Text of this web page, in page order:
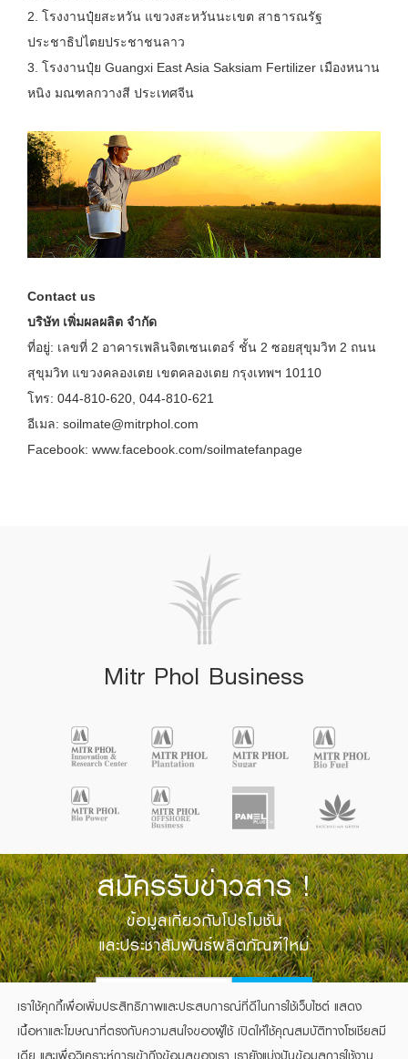
2. โรงงานปุ๋ยสะหวัน แขวงสะหวันนะเขต สาธารณรัฐ
ประชาธิปไตยประชาชนลาว
3. โรงงานปุ๋ย Guangxi East Asia Saksiam Fertilizer เมืองหนาน
หนิง มณฑลกวางสี ประเทศจีน
Contact us
บริษัท เพิ่มผลผลิต จำกัด
ที่อยู่: เลขที่ 2 อาคารเพลินจิตเซนเตอร์ ชั้น 2 ซอยสุขุมวิท 2 ถนน
สุขุมวิท แขวงคลองเตย เขตคลองเตย กรุงเทพฯ 10110
โทร: 044-810-620, 044-810-621
อีเมล: soilmate@mitrphol.com
Facebook: www.facebook.com/soilmatefanpage
Mitr Phol Business
สมัครรับข่าวสาร !
ข้อมูลเกี่ยวกับโปรโมชั่น
และประชาสัมพันธ์ผลิตภัณฑ์ใหม่
SIGN UP
เราใช้คุกกี้เพื่อเพิ่มประสิทธิภาพและประสบการณ์ที่ดีในการใช้เว็บไซต์ แสดง
เนื้อหาและโฆษณาที่ตรงกับความสนใจของผู้ใช้ เปิดให้ใช้คุณสมบัติทางโซเชียลมี